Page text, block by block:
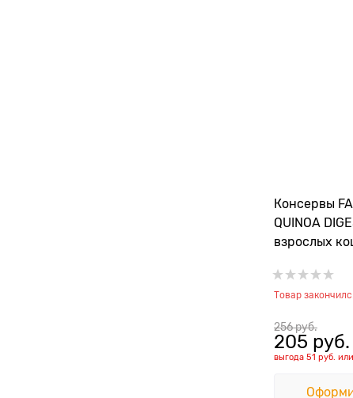
Консервы
QUINOA
взрослых
пищеварения
Товар
256 руб.
205 руб.
выгода 51 руб. или